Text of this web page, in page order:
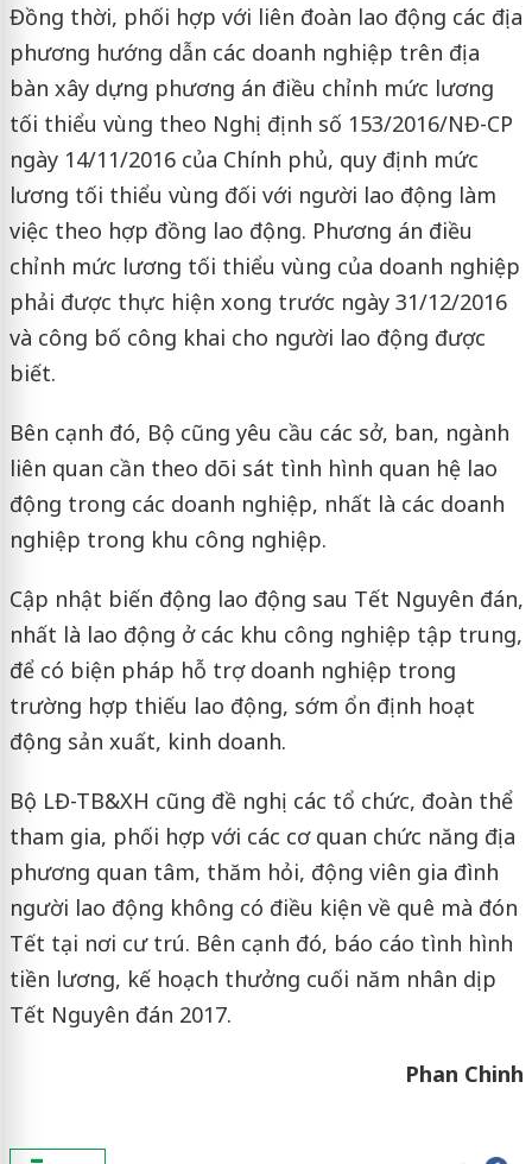
Đồng thời, phối hợp với liên đoàn lao động các địa
phương hướng dẫn các doanh nghiệp trên địa
bàn xây dựng phương án điều chỉnh mức lương
tối thiểu vùng theo Nghị định số 153/2016/NĐ-CP
ngày 14/11/2016 của Chính phủ, quy định mức
lương tối thiểu vùng đối với người lao động làm
việc theo hợp đồng lao động. Phương án điều
chỉnh mức lương tối thiểu vùng của doanh nghiệp
phải được thực hiện xong trước ngày 31/12/2016
và công bố công khai cho người lao động được
biết.
Bên cạnh đó, Bộ cũng yêu cầu các sở, ban, ngành
liên quan cần theo dõi sát tình hình quan hệ lao
động trong các doanh nghiệp, nhất là các doanh
nghiệp trong khu công nghiệp.
Cập nhật biến động lao động sau Tết Nguyên đán,
nhất là lao động ở các khu công nghiệp tập trung,
để có biện pháp hỗ trợ doanh nghiệp trong
trường hợp thiếu lao động, sớm ổn định hoạt
động sản xuất, kinh doanh.
Bộ LĐ-TB&XH cũng đề nghị các tổ chức, đoàn thể
tham gia, phối hợp với các cơ quan chức năng địa
phương quan tâm, thăm hỏi, động viên gia đình
người lao động không có điều kiện về quê mà đón
Tết tại nơi cư trú. Bên cạnh đó, báo cáo tình hình
tiền lương, kế hoạch thưởng cuối năm nhân dịp
Tết Nguyên đán 2017.
Phan Chinh